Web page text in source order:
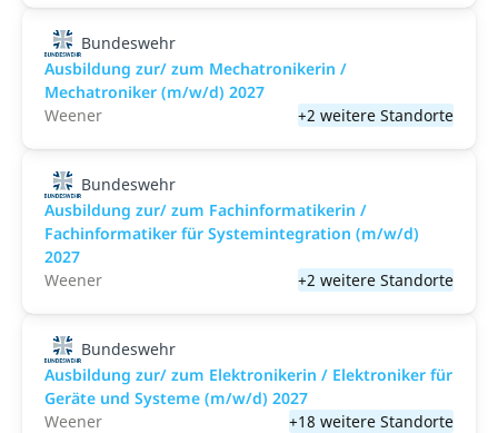
Bundeswehr
Ausbildung zur/ zum Mechatronikerin /
Mechatroniker (m/w/d) 2027
Weener
+2 weitere Standorte
Bundeswehr
Ausbildung zur/ zum Fachinformatikerin /
Fachinformatiker für Systemintegration (m/w/d)
2027
Weener
+2 weitere Standorte
Bundeswehr
Ausbildung zur/ zum Elektronikerin / Elektroniker für
Geräte und Systeme (m/w/d) 2027
Weener
+18 weitere Standorte